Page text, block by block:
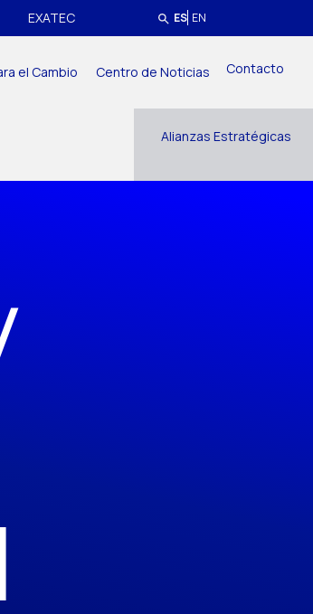
EXATEC ES EN
el Cambio Centro de Noticias Contacto
Alianzas Estratégicas